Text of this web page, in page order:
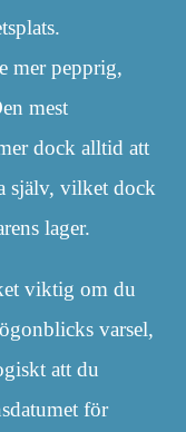
mer pepprig,
mest
dock alltid att
själv, vilket dock
lager.
viktig om du
varsel,
att du
för